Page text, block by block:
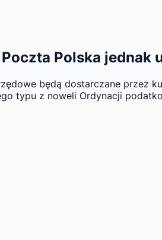
Poczta Polska
będą dostarczane przez
typu z noweli Ordynacji